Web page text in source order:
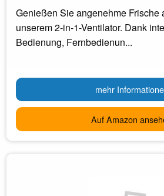
Genießen Sie angenehme Frische
unserem 2-in-1-Ventilator. Dank
Bedienung, Fernbedienun...
mehr
Auf Amazon